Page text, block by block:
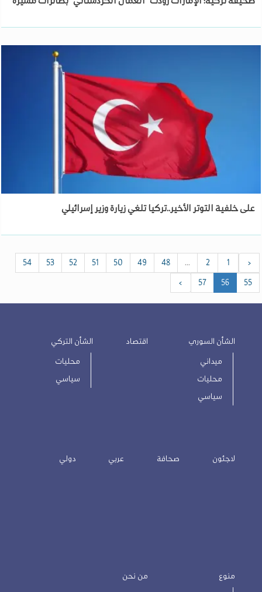
على خلفية التوتر الأخير..تركيا تلغي زيارة وزير إسرائيلي
‹
1
2
...
48
49
50
51
52
53
54
55
56
57
›
الشأن السوري
ميداني
محليات
سياسي
اقتصاد الشأن التركي
محليات
سياسي
لاجئون صحافة عربي دولي
منوع من نحن